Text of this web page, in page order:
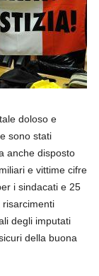
doloso e
sono stati
anche disposto
e vittime cifre
i sindacati e 25
risarcimenti
degli imputati
della buona